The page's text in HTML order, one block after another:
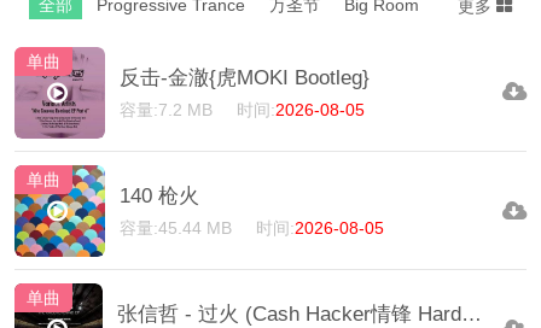
全部 Progressive Trance 万圣节 Big Room/Dutch Club
更多
单曲
反击-金澈{虎MOKI Bootleg}
容量:7.2 MB 时间:2026-08-05
单曲
140 枪火
容量:45.44 MB 时间:2026-08-05
单曲
张信哲 - 过火 (Cash Hacker情锋 HardDance)